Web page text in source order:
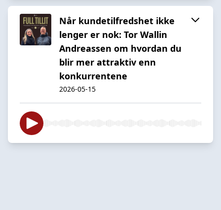
Når kundetilfredshet ikke
lenger er nok: Tor Wallin
Andreassen om hvordan du
blir mer attraktiv enn
konkurrentene
2026-05-15